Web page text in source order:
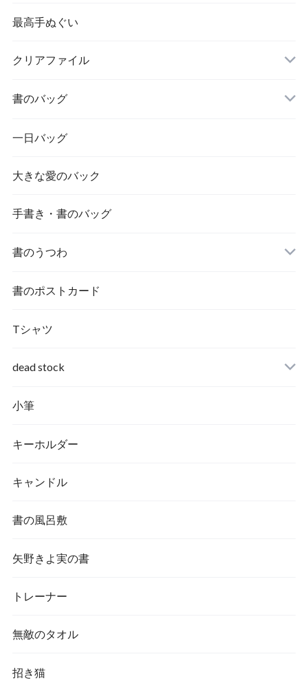
最高手ぬぐい
クリアファイル
書のバッグ
一日バッグ
大きな愛のバック
手書き・書のバッグ
書のうつわ
書のポストカード
Tシャツ
dead stock
小筆
キーホルダー
キャンドル
書の風呂敷
矢野きよ実の書
トレーナー
無敵のタオル
招き猫